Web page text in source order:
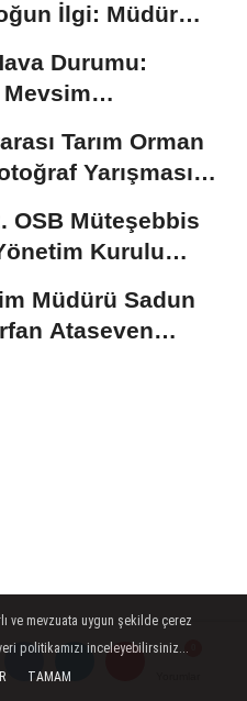
İlgi: Müdür
Durumu:
Mevsim
Tarım Orman
Yarışması
OSB Müteşebbis
Kurulu
Müdürü Sadun
Ataseven
ve mevzuata uygun şekilde çerez
politikamızı inceleyebilirsiniz...
TAMAM